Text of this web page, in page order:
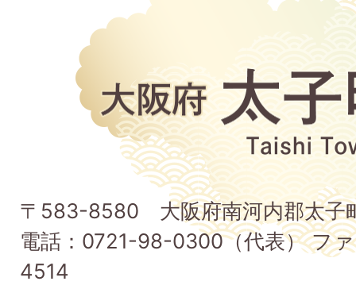
町
Taishi
Town
〒583-8580 大阪府南河内郡太子
電話：0721-98-0300（代表） フ
4514